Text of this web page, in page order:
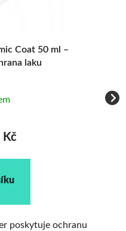
Ceramic 50 ml –
GRAPHENEM
chrání lak roky a